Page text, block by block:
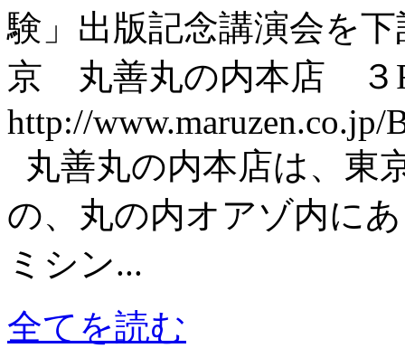
験」出版記念講演会を
京 丸善丸の内本店 ３
http://www.maruzen.co.jp/
丸善丸の内本店は、東
の、丸の内オアゾ内に
ミシン...
全てを読む